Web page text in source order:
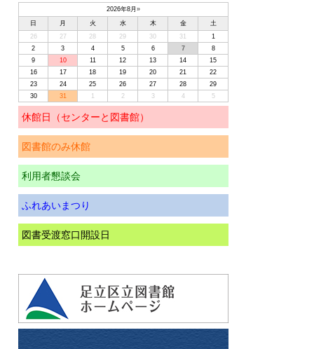
2026年8月 »
日
月 火 水 木 金
土
26
27 28 29 30 31
1
2
3 4 5 6 7
8
9
10 11 12 13 14
15
16
17 18 19 20 21
22
23
24 25 26 27 28
29
30
31 1 2 3 4 5
休館日（センターと図書館）
図書館のみ休館
利用者懇談会
ふれあいまつり
図書受渡窓口開設日